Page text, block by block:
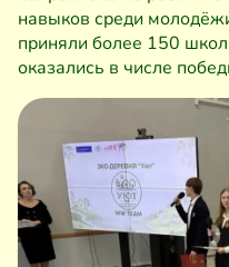
навыков среди
приняли более 150
оказались в числе